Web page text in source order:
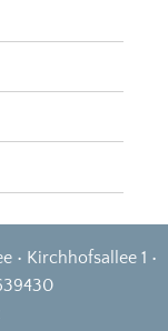
• Kirchhofsallee 1 •